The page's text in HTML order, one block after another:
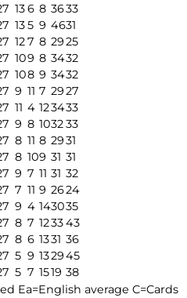
136 8 3633
135 9 4631
127 8 2925
109 8 3432
108 9 3432
9 11 7 2927
11 4 123433
9 8 103233
8 11 8 2931
8 109 31 31
9 7 11 31 32
7 11 9 2624
9 4 143035
8 7 123343
8 6 1331 36
5 9 132945
5 7 1519 38
Ea=English average C=Cards